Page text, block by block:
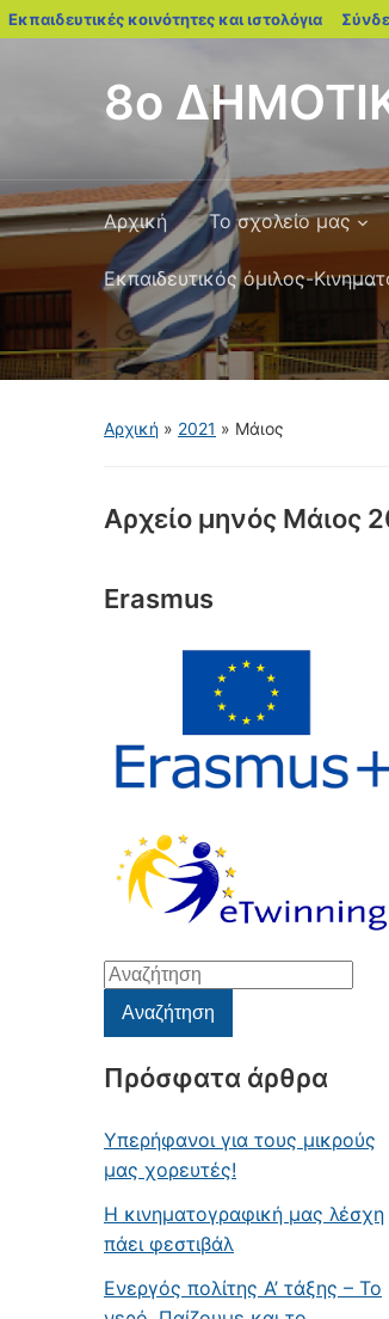
Εκπαιδευτικές κοινότητες και ιστολόγια
8ο
Αρχική Το σχολείο μας
Εκπαιδευτικός όμιλος-
Αρχική » 2021 » Μάιος
Αρχείο μηνός Μάιος
Erasmus
Αναζήτηση
για:Αναζήτηση
Πρόσφατα άρθρα
Υπερήφανοι για τους μικρούς
μας χορευτές!
Η κινηματογραφική μας λέσχη
πάει φεστιβάλ
Ενεργός πολίτης Α’ τάξης – Το